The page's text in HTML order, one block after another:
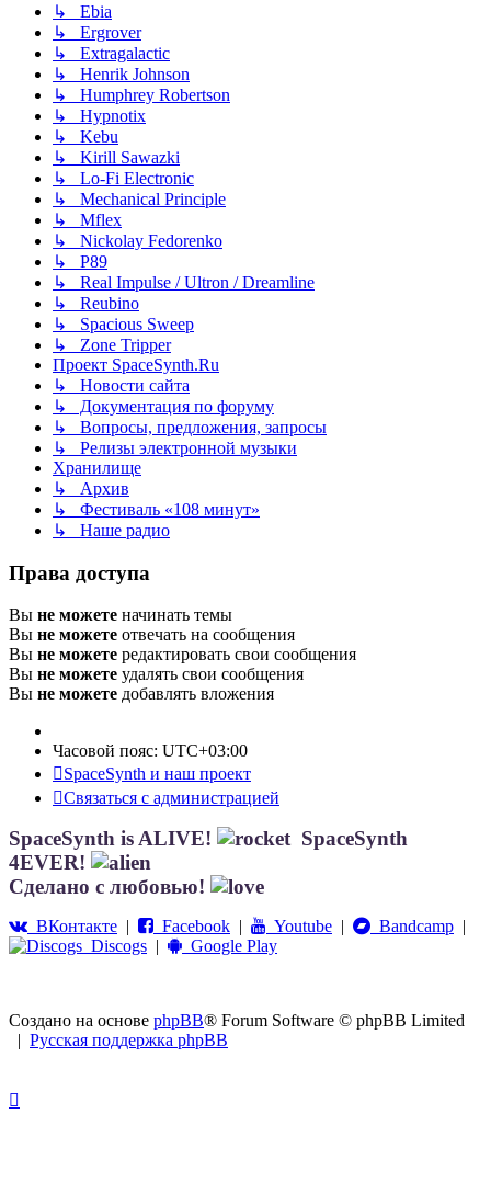
↳ Ebia
↳ Ergrover
↳ Extragalactic
↳ Henrik Johnson
↳ Humphrey Robertson
↳ Hypnotix
↳ Kebu
↳ Kirill Sawazki
↳ Lo-Fi Electronic
↳ Mechanical Principle
↳ Mflex
↳ Nickolay Fedorenko
↳ P89
↳ Real Impulse / Ultron / Dreamline
↳ Reubino
↳ Spacious Sweep
↳ Zone Tripper
Проект SpaceSynth.Ru
↳ Новости сайта
↳ Документация по форуму
↳ Вопросы, предложения, запросы
↳ Релизы электронной музыки
Хранилище
↳ Архив
↳ Фестиваль «108 минут»
↳ Наше радио
Права доступа
Вы не можете начинать темы
Вы не можете отвечать на сообщения
Вы не можете редактировать свои сообщения
Вы не можете удалять свои сообщения
Вы не можете добавлять вложения
Часовой пояс: UTC+03:00
SpaceSynth и наш проект
Связаться с администрацией
SpaceSynth is ALIVE!
SpaceSynth
4EVER!
Сделано с любовью!
ВКонтакте | Facebook | Youtube | Bandcamp |
Discogs | Google Play
Создано на основе phpBB® Forum Software © phpBB Limited
| Русская поддержка phpBB